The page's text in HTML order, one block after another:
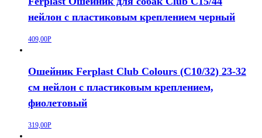
нейлон с пластиковым креплением черный
409,00Р
Ошейник Ferplast Club Colours (C10/32) 23-32
см нейлон с пластиковым креплением,
фиолетовый
319,00Р